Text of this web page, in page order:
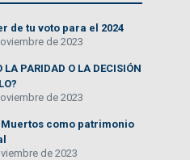
de tu voto para el 2024
de 2023
LA PARIDAD O LA DECISIÓN
de 2023
Muertos como patrimonio
de 2023